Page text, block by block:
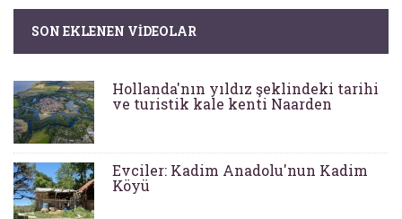
SON EKLENEN VIDEOLAR
Hollanda'nın yıldız şeklindeki tarihi
ve turistik kale kenti Naarden
Evciler: Kadim Anadolu'nun Kadim
Köyü